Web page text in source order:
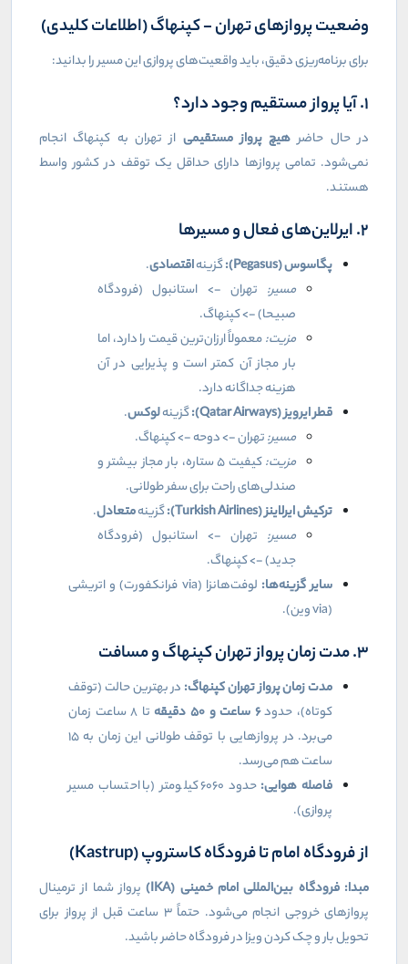
وضعیت پروازهای تهران - کپنهاگ (اطلاعات کلیدی)
برای برنامه‌ریزی دقیق، باید واقعیت‌های پروازی این مسیر را بدانید:
۱. آیا پرواز مستقیم وجود دارد؟
در حال حاضر هیچ پرواز مستقیمی از تهران به کپنهاگ انجام
نمی‌شود. تمامی پروازها دارای حداقل یک توقف در کشور واسط
هستند.
۲. ایرلاین‌های فعال و مسیرها
پگاسوس (Pegasus
):گزینهاقتصادی.
مسیر: تهران -> استانبول (فرودگاه
صبیحا) -> کپنهاگ.
مزیت:معمولاً ارزان‌ترین قیمت را دارد، اما
بار مجاز آن کمتر است و پذیرایی در آن
هزینه جداگانه دارد.
قطر ایرویز (Qatar Airways
):گزینهلوکس.
مسیر:تهران -> دوحه -> کپنهاگ.
مزیت:
کیفیت ۵ ستاره، بار مجاز بیشتر و
صندلی‌های راحت برای سفر طولانی.
ترکیش ایرلاینز (Turkish Airlines
):گزینهمتعادل.
مسیر: تهران -> استانبول (فرودگاه
جدید) -> کپنهاگ.
سایر گزینه‌ها: لوفت‌هانزا (via فرانکفورت) و اتریشی
(
viaوین).
۳. مدت زمان پرواز تهران کپنهاگ و مسافت
مدت زمان پرواز تهران کپنهاگ: در بهترین حالت (توقف
کوتاه)، حدود۶ ساعت و ۵۰دقیقه
تا ۸ ساعت زمان
می‌برد. در پروازهایی با توقف طولانی این زمان به ۱۵
ساعت هم می‌رسد.
فاصله هوایی:
حدود ۶۰۶۰ کیلومتر (با احتساب مسیر
پروازی).
از فرودگاه امام تا فرودگاه کاستروپ (Kastrup
)
مبدا: فرودگاه بین‌المللی امام خمینی (IKA
)پرواز شما از ترمینال
پروازهای خروجی انجام می‌شود. حتماً ۳ ساعت قبل از پرواز برای
تحویل بار و چک کردن ویزا در فرودگاه حاضر باشید.